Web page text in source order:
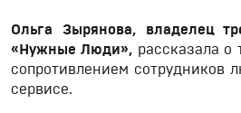
Ольга Зырянова, владелец
«Нужные Люди», рассказала о
сопротивлением сотрудников
сервисе.